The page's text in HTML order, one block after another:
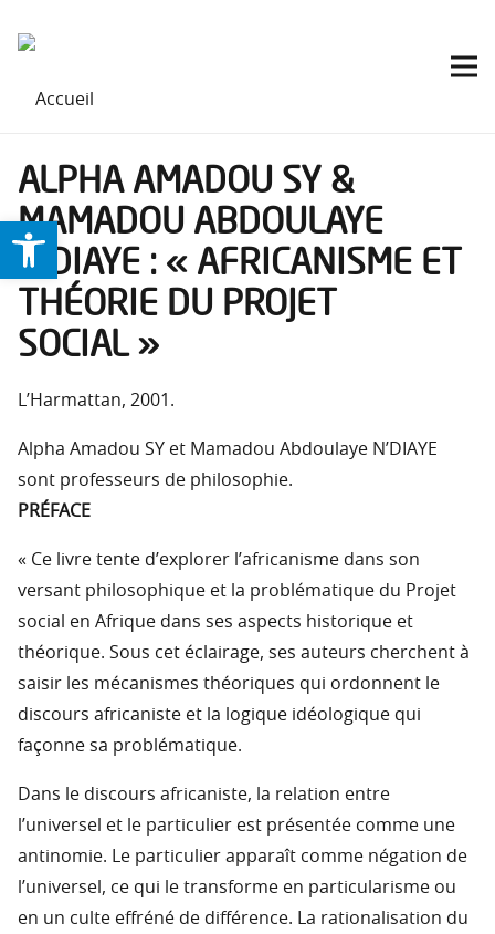
ALPHA AMADOU SY &
MAMADOU ABDOULAYE
N’DIAYE : « AFRICANISME ET
THÉORIE DU PROJET
SOCIAL »
L’Harmattan, 2001.
Alpha Amadou SY et Mamadou Abdoulaye N’DIAYE
sont professeurs de philosophie.
PRÉFACE
« Ce livre tente d’explorer l’africanisme dans son
versant philosophique et la problématique du Projet
social en Afrique dans ses aspects historique et
théorique. Sous cet éclairage, ses auteurs cherchent à
saisir les mécanismes théoriques qui ordonnent le
discours africaniste et la logique idéologique qui
façonne sa problématique.
Dans le discours africaniste, la relation entre
l’universel et le particulier est présentée comme une
antinomie. Le particulier apparaît comme négation de
l’universel, ce qui le transforme en particularisme ou
en un culte effréné de différence. La rationalisation du
Ouvrir la barre d’outils